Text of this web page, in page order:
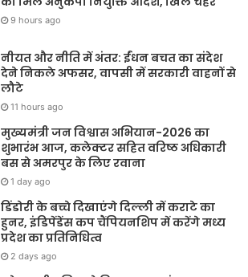
9 hours ago
नीयत और नीति में अंतर: ईंधन बचत का संदेश
देने निकले अफसर, वापसी में सरकारी वाहनों से
लौटे
11 hours ago
मुख्यमंत्री जन विश्वास अभियान-2026 का
शुभारंभ आज, कलेक्टर सहित वरिष्ठ अधिकारी
बस से अमरपुर के लिए रवाना
1 day ago
डिंडोरी के बच्चे दिखाएंगे दिल्ली में कराटे का
हुनर, इंडिपेंडेंस कप चैंपियनशिप में करेंगे मध्य
प्रदेश का प्रतिनिधित्व
2 days ago